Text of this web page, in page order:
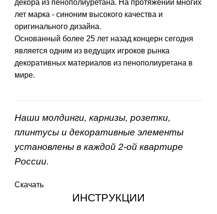
декора из пенополиуретана. На протяжении многих
лет марка - синоним высокого качества и
оригинального дизайна.
Основанный более 25 лет назад концерн сегодня
является одним из ведущих игроков рынка
декоративных материалов из пенополиуретана в
мире.
Наши молдинги, карнизы, розетки,
плинтусы и декоративные элементы
установлены в каждой 2-ой квартире
России.
Скачать
ИНСТРУКЦИИ